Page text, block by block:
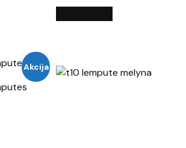
Akcija